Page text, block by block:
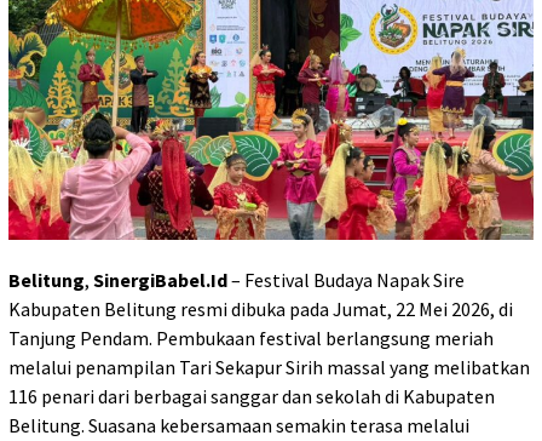
Belitung, SinergiBabel.Id– Festival Budaya Napak Sire
Kabupaten Belitung resmi dibuka pada Jumat, 22 Mei 2026, di
Tanjung Pendam. Pembukaan festival berlangsung meriah
melalui penampilan Tari Sekapur Sirih massal yang melibatkan
116 penari dari berbagai sanggar dan sekolah di Kabupaten
Belitung. Suasana kebersamaan semakin terasa melalui